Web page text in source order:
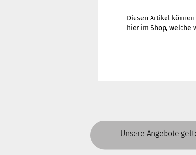
Diesen Artikel
hier im Shop, welche
Unsere Angebote